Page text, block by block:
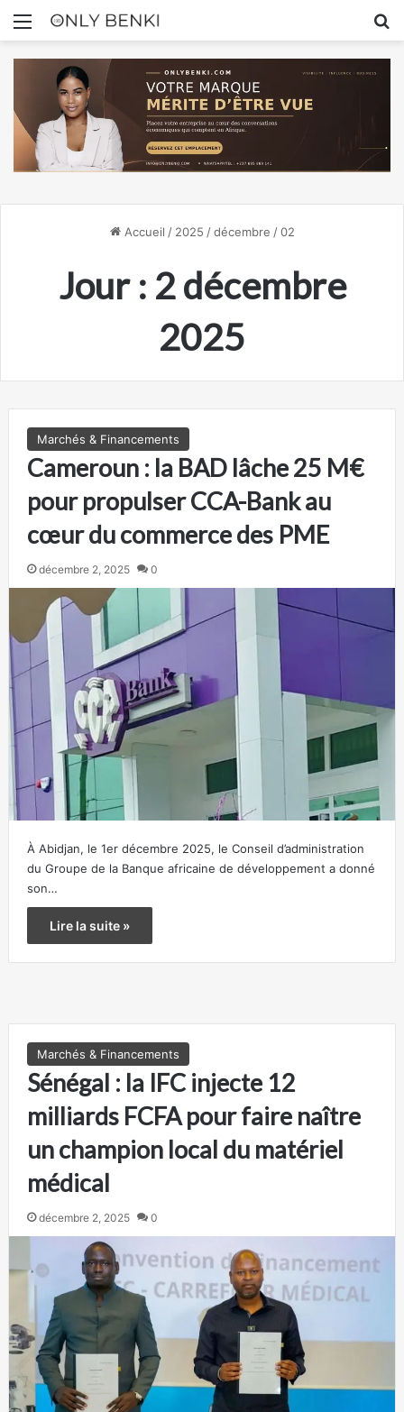
Menu
Accueil / 2025 / décembre / 02
Jour : 2 décembre
2025
Marchés & Financements
Cameroun : la BAD lâche 25 M€
pour propulser CCA-Bank au
cœur du commerce des PME
décembre 2, 2025 0
À Abidjan, le 1er décembre 2025, le Conseil d’administration
du Groupe de la Banque africaine de développement a donné
son…
Lire la suite »
Marchés & Financements
Sénégal : la IFC injecte 12
milliards FCFA pour faire naître
un champion local du matériel
médical
décembre 2, 2025 0